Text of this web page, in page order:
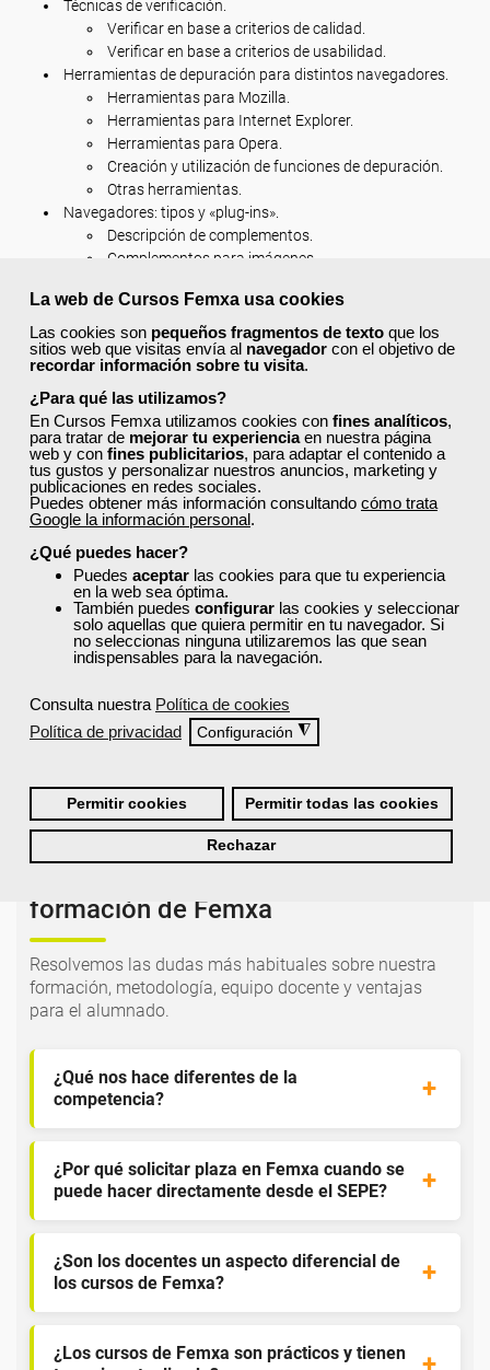
La web de Cursos Femxa usa cookies
Las cookies son pequeños fragmentos de texto que los
sitios web que visitas envía al navegador con el objetivo de
recordar información sobre tu visita.
¿Para qué las utilizamos?
En Cursos Femxa utilizamos cookies con fines analíticos,
para tratar de mejorar tu experienciaen nuestra página
web y con fines publicitarios, para adaptar el contenido a
tus gustos y personalizar nuestros anuncios, marketing y
publicaciones en redes sociales.
Puedes obtener más información consultando cómo trata
Google la información personal.
¿Qué puedes hacer?
Puedes aceptar las cookies para que tu experiencia
en la web sea óptima.
También puedes configurar las cookies y seleccionar
solo aquellas que quiera permitir en tu navegador. Si
no seleccionas ninguna utilizaremos las que sean
indispensables para la navegación.
Consulta nuestra Política de cookies
Política de privacidad
Configuración ◮
Permitir cookies Permitir todas las cookies
Rechazar
Técnicas de verificación.
Verificar en base a criterios de calidad.
Verificar en base a criterios de usabilidad.
Herramientas de depuración para distintos navegadores.
Herramientas para Mozilla.
Herramientas para Internet Explorer.
Herramientas para Opera.
Creación y utilización de funciones de depuración.
Otras herramientas.
Navegadores: tipos y «plug-ins».
Descripción de complementos.
Complementos para imágenes.
Complementos para vídeo.
Complementos para contenidos.
Máquinas virtuales.
Requisitos De Acceso
Titulación
Formación 100% Subvencionada por:
Comentarios (0)
formación de Femxa
Resolvemos las dudas más habituales sobre nuestra
formación, metodología, equipo docente y ventajas
para el alumnado.
¿Qué nos hace diferentes de la
competencia?
¿Por qué solicitar plaza en Femxa cuando se
puede hacer directamente desde el SEPE?
¿Son los docentes un aspecto diferencial de
los cursos de Femxa?
¿Los cursos de Femxa son prácticos y tienen